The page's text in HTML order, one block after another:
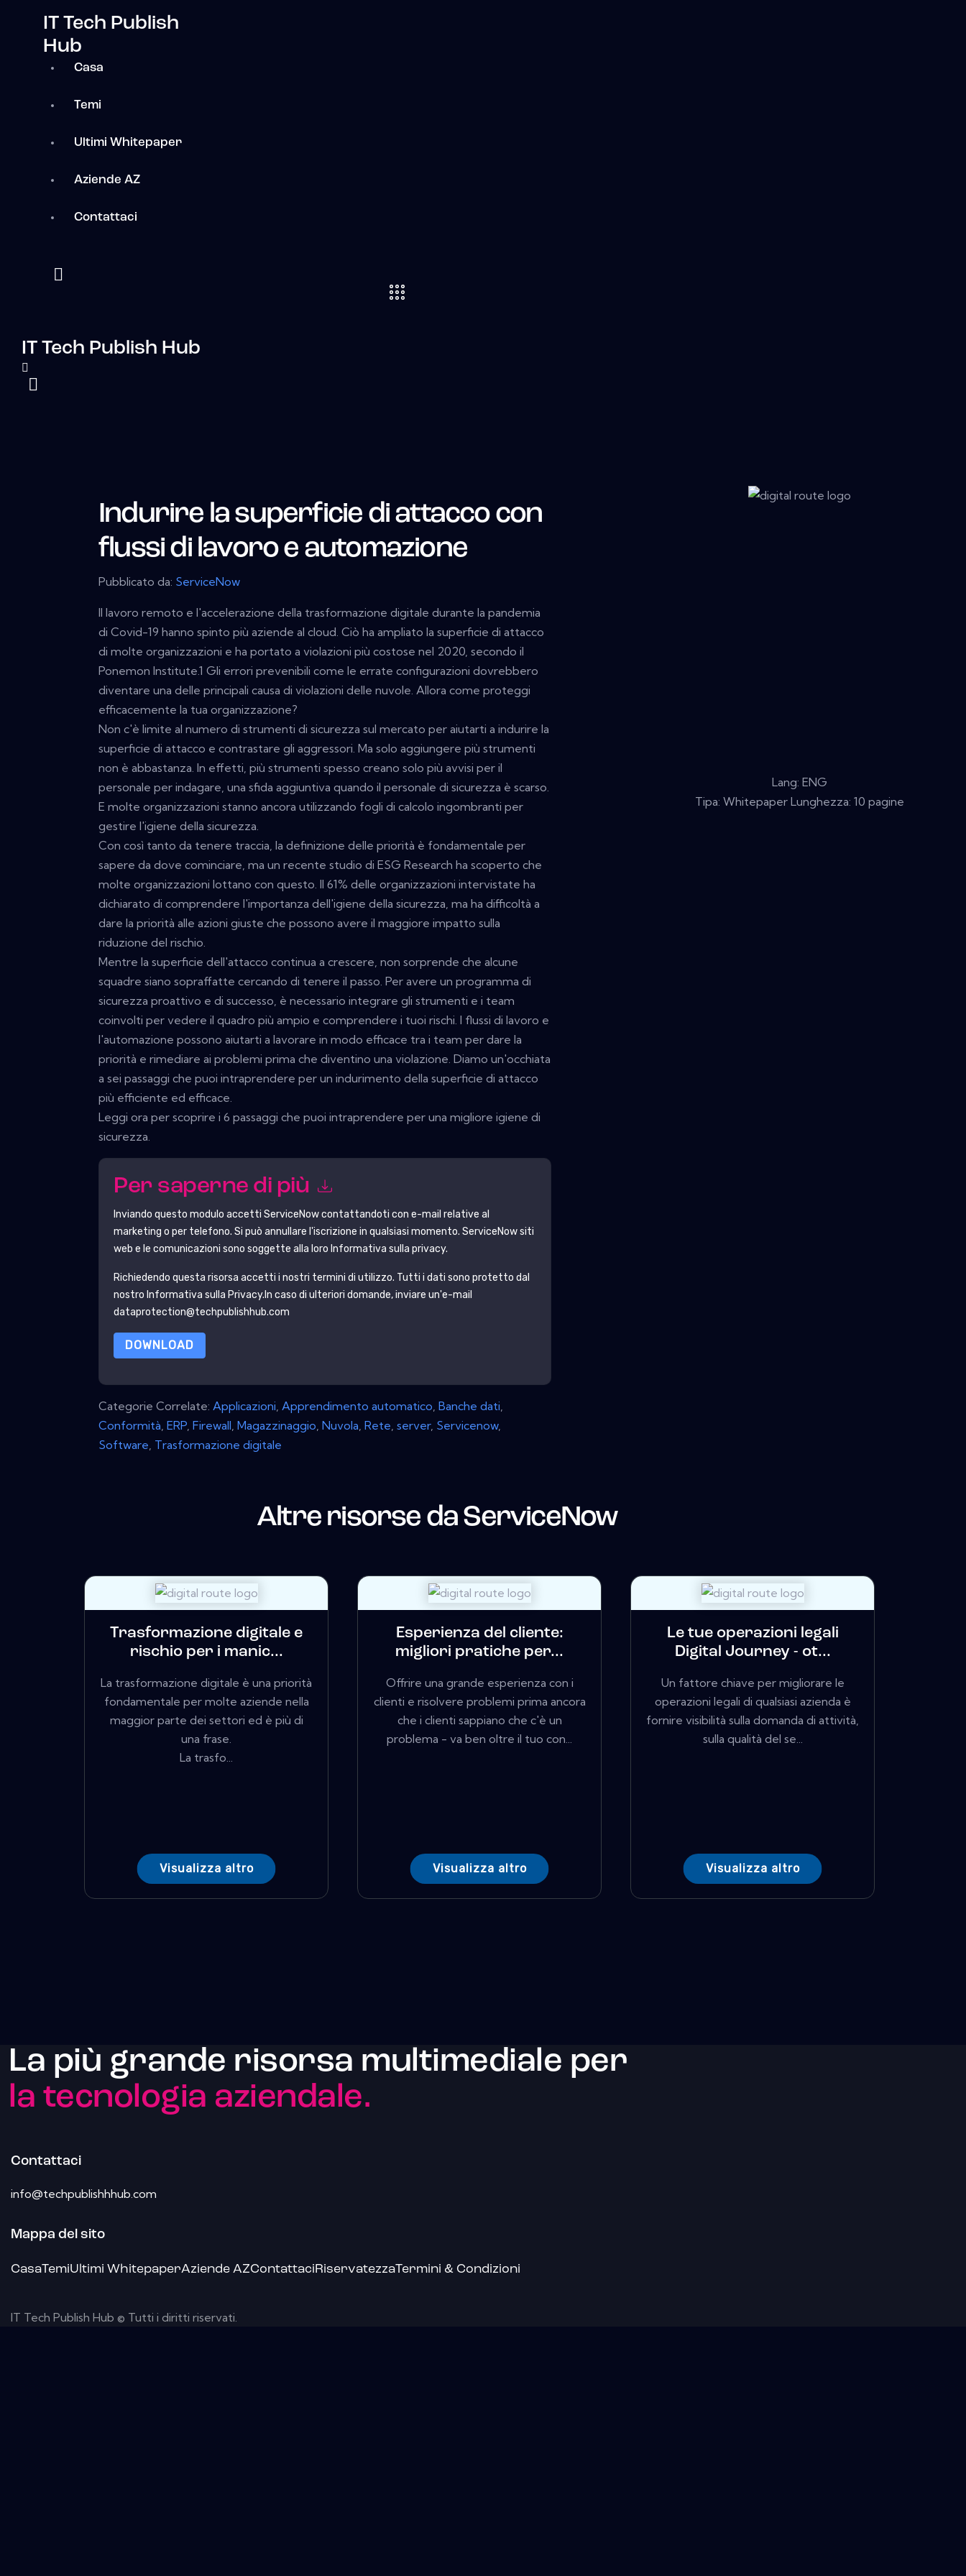
IT Tech Publish
Hub
Casa
Temi
Ultimi Whitepaper
Aziende AZ
Contattaci
IT Tech Publish Hub
Indurire la superficie di attacco con
flussi di lavoro e automazione
Pubblicato da: ServiceNow
Il lavoro remoto e l'accelerazione della trasformazione digitale durante la pandemia
di Covid-19 hanno spinto più aziende al cloud. Ciò ha ampliato la superficie di attacco
di molte organizzazioni e ha portato a violazioni più costose nel 2020, secondo il
Ponemon Institute.1 Gli errori prevenibili come le errate configurazioni dovrebbero
diventare una delle principali causa di violazioni delle nuvole. Allora come proteggi
efficacemente la tua organizzazione?
Non c'è limite al numero di strumenti di sicurezza sul mercato per aiutarti a indurire la
superficie di attacco e contrastare gli aggressori. Ma solo aggiungere più strumenti
non è abbastanza. In effetti, più strumenti spesso creano solo più avvisi per il
personale per indagare, una sfida aggiuntiva quando il personale di sicurezza è scarso.
E molte organizzazioni stanno ancora utilizzando fogli di calcolo ingombranti per
gestire l'igiene della sicurezza.
Con così tanto da tenere traccia, la definizione delle priorità è fondamentale per
sapere da dove cominciare, ma un recente studio di ESG Research ha scoperto che
molte organizzazioni lottano con questo. Il 61% delle organizzazioni intervistate ha
dichiarato di comprendere l'importanza dell'igiene della sicurezza, ma ha difficoltà a
dare la priorità alle azioni giuste che possono avere il maggiore impatto sulla
riduzione del rischio.
Mentre la superficie dell'attacco continua a crescere, non sorprende che alcune
squadre siano sopraffatte cercando di tenere il passo. Per avere un programma di
sicurezza proattivo e di successo, è necessario integrare gli strumenti e i team
coinvolti per vedere il quadro più ampio e comprendere i tuoi rischi. I flussi di lavoro e
l'automazione possono aiutarti a lavorare in modo efficace tra i team per dare la
priorità e rimediare ai problemi prima che diventino una violazione. Diamo un'occhiata
a sei passaggi che puoi intraprendere per un indurimento della superficie di attacco
più efficiente ed efficace.
Leggi ora per scoprire i 6 passaggi che puoi intraprendere per una migliore igiene di
sicurezza.
Per saperne di più
Inviando questo modulo accetti ServiceNowcontattandoti con e-mail relative al
marketing o per telefono. Si può annullare l'iscrizione in qualsiasi momento. ServiceNowsiti
web e le comunicazioni sono soggette alla loro Informativa sulla privacy.
Richiedendo questa risorsa accetti i nostri termini di utilizzo. Tutti i dati sono protetto dal
nostro Informativa sulla Privacy.In caso di ulteriori domande, inviare un'e-mail
dataprotection@techpublishhub.com
DOWNLOAD
Categorie Correlate: Applicazioni, Apprendimento automatico, Banche dati,
Conformità, ERP, Firewall, Magazzinaggio, Nuvola, Rete, server, Servicenow,
Software, Trasformazione digitale
Lang: ENG
Tipa: Whitepaper Lunghezza: 10 pagine
Altre risorse da ServiceNow
Trasformazione digitale e
rischio per i manic...
La trasformazione digitale è una priorità
fondamentale per molte aziende nella
maggior parte dei settori ed è più di
una frase.
La trasfo...
Visualizza altro
Esperienza del cliente:
migliori pratiche per...
Offrire una grande esperienza con i
clienti e risolvere problemi prima ancora
che i clienti sappiano che c'è un
problema - va ben oltre il tuo con...
Visualizza altro
Le tue operazioni legali
Digital Journey - ot...
Un fattore chiave per migliorare le
operazioni legali di qualsiasi azienda è
fornire visibilità sulla domanda di attività,
sulla qualità del se...
Visualizza altro
La più grande risorsa multimediale per
la tecnologia aziendale.
Contattaci
info@techpublishhhub.com
Mappa del sito
CasaTemiUltimi WhitepaperAziende AZContattaciRiservatezzaTermini & Condizioni
IT Tech Publish Hub © Tutti i diritti riservati.